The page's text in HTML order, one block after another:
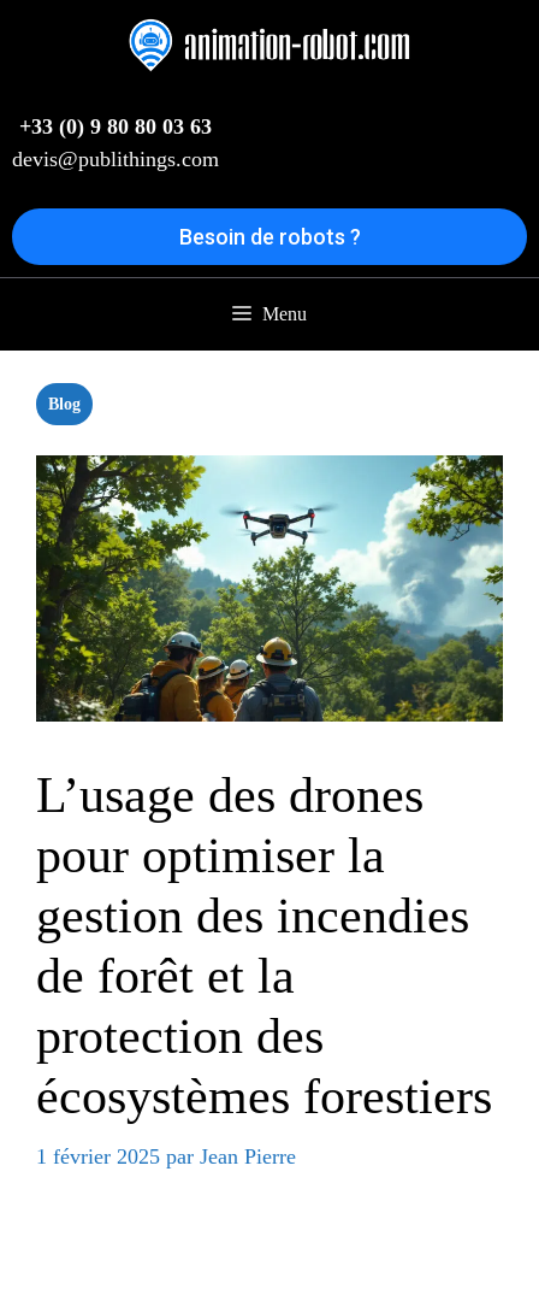
+33 (0) 9 80 80 03 63
devis@publithings.com
Besoin de robots ?
Menu
Blog
L’usage des drones
pour optimiser la
gestion des incendies
de forêt et la
protection des
écosystèmes forestiers
1 février 2025 par Jean Pierre